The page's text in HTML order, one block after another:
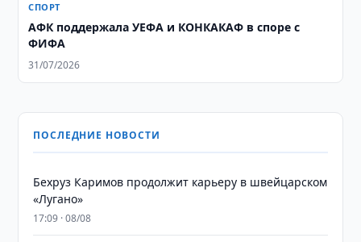
СПОРТ
АФК поддержала УЕФА и КОНКАКАФ в споре с
ФИФА
31/07/2026
ПОСЛЕДНИЕ НОВОСТИ
Бехруз Каримов продолжит карьеру в швейцарском
«Лугано»
17:09 · 08/08